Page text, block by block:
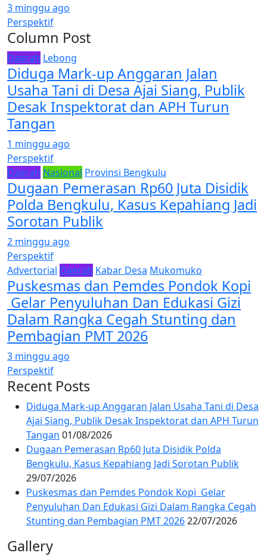
3 minggu ago
Perspektif
Column Post
Daerah Lebong
Diduga Mark-up Anggaran Jalan
Usaha Tani di Desa Ajai Siang, Publik
Desak Inspektorat dan APH Turun
Tangan
1 minggu ago
Perspektif
Daerah Nasional Provinsi Bengkulu
Dugaan Pemerasan Rp60 Juta Disidik
Polda Bengkulu, Kasus Kepahiang Jadi
Sorotan Publik
2 minggu ago
Perspektif
Advertorial Daerah Kabar Desa Mukomuko
Puskesmas dan Pemdes Pondok Kopi
Gelar Penyuluhan Dan Edukasi Gizi
Dalam Rangka Cegah Stunting dan
Pembagian PMT 2026
3 minggu ago
Perspektif
Recent Posts
Diduga Mark-up Anggaran Jalan Usaha Tani di Desa
Ajai Siang, Publik Desak Inspektorat dan APH Turun
Tangan 01/08/2026
Dugaan Pemerasan Rp60 Juta Disidik Polda
Bengkulu, Kasus Kepahiang Jadi Sorotan Publik
29/07/2026
Puskesmas dan Pemdes Pondok Kopi Gelar
Penyuluhan Dan Edukasi Gizi Dalam Rangka Cegah
Stunting dan Pembagian PMT 202622/07/2026
Gallery